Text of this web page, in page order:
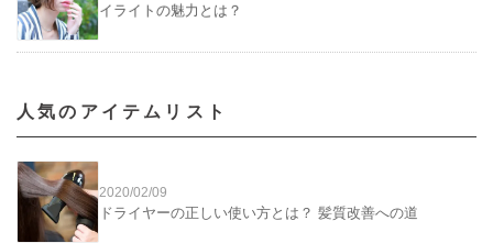
イライトの魅力とは？
人気のアイテムリスト
2020/02/09
ドライヤーの正しい使い方とは？ 髪質改善への道